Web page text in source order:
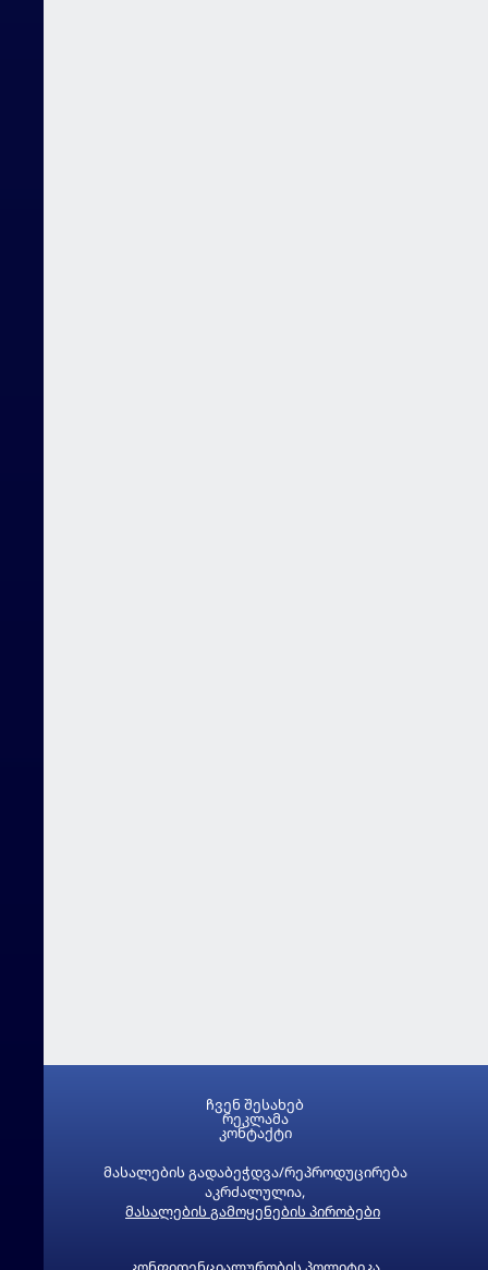
მასალების გადაბეჭდვა/რეპროდუცირება
აკრძალულია,
მასალების გამოყენების პირობები
ჩვენ შესახებ
რეკლამა
კონტაქტი